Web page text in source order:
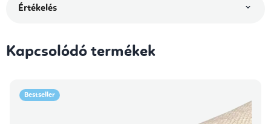
Értékelés
Kapcsolódó termékek
Bestseller